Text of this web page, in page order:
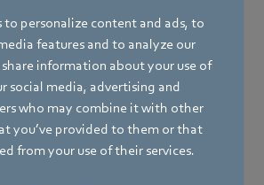
to personalize content and ads, to
features and to analyze our
information about your use of
social media, advertising and
who may combine it with other
you’ve provided to them or that
from your use of their services.
finden Sie unter:
de/